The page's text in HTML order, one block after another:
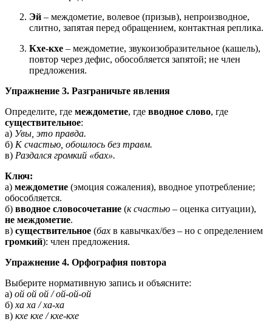
Эй – междометие, волевое (призыв), непроизводное,
слитно, запятая перед обращением, контактная реплика.
Кхе-кхе – междометие, звукоизобразительное (кашель),
повтор через дефис, обособляется запятой; не член
предложения.
Упражнение 3. Разграничьте явления
Определите, где междометие, где вводное слово, где
существительное:
а) Увы, это правда.
б) К счастью, обошлось без травм.
в) Раздался громкий «бах».
Ключ:
а) междометие (эмоция сожаления), вводное употребление;
обособляется.
б) вводное словосочетание (к счастью – оценка ситуации),
не междометие.
в) существительное (бах в кавычках/без – но с определением
громкий): член предложения.
Упражнение 4. Орфография повтора
Выберите нормативную запись и объясните:
а) ой ой ой / ой-ой-ой
б) ха ха / ха-ха
в) кхе кхе / кхе-кхе